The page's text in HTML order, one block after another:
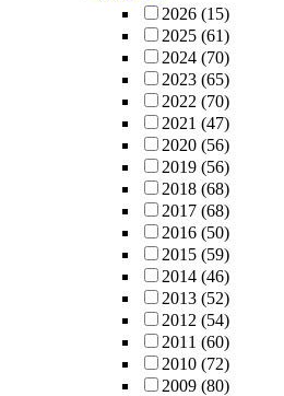
2026 (15)
2025 (61)
2024 (70)
2023 (65)
2022 (70)
2021 (47)
2020 (56)
2019 (56)
2018 (68)
2017 (68)
2016 (50)
2015 (59)
2014 (46)
2013 (52)
2012 (54)
2011 (60)
2010 (72)
2009 (80)